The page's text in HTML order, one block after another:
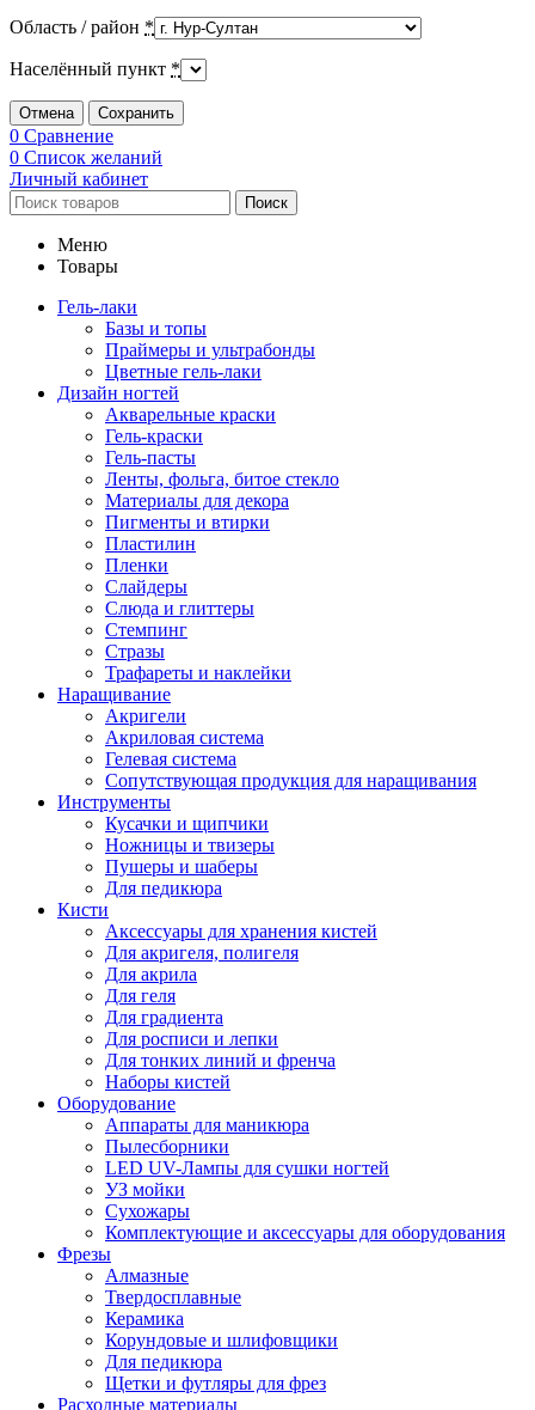
Область / район *
Населённый пункт *
Отмена Сохранить
0 Сравнение
0 Список желаний
Личный кабинет
Поиск
Меню
Товары
Гель-лаки
Базы и топы
Праймеры и ультрабонды
Цветные гель-лаки
Дизайн ногтей
Акварельные краски
Гель-краски
Гель-пасты
Ленты, фольга, битое стекло
Материалы для декора
Пигменты и втирки
Пластилин
Пленки
Слайдеры
Слюда и глиттеры
Стемпинг
Стразы
Трафареты и наклейки
Наращивание
Акригели
Акриловая система
Гелевая система
Сопутствующая продукция для наращивания
Инструменты
Кусачки и щипчики
Ножницы и твизеры
Пушеры и шаберы
Для педикюра
Кисти
Аксессуары для хранения кистей
Для акригеля, полигеля
Для акрила
Для геля
Для градиента
Для росписи и лепки
Для тонких линий и френча
Наборы кистей
Оборудование
Аппараты для маникюра
Пылесборники
LED UV-Лампы для сушки ногтей
УЗ мойки
Сухожары
Комплектующие и аксессуары для оборудования
Фрезы
Алмазные
Твердосплавные
Керамика
Корундовые и шлифовщики
Для педикюра
Щетки и футляры для фрез
Расходные материалы